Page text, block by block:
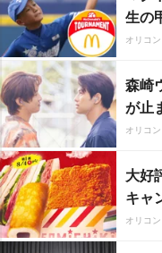
生の
オリコ
森崎
が止
オリコ
大好
キャ
オリコ